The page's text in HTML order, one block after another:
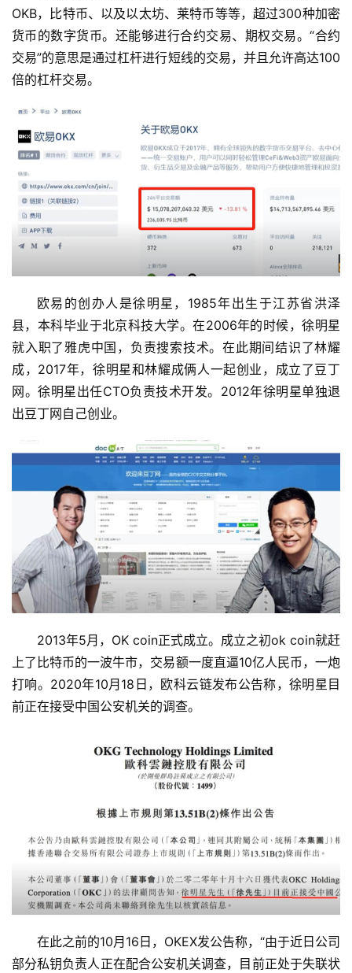
OKB，比特币、以及以太坊、莱特币等等，超过300种加密
货币的数字货币。还能够进行合约交易、期权交易。“合约
交易”的意思是通过杠杆进行短线的交易，并且允许高达100
倍的杠杆交易。
欧易的创办人是徐明星，1985年出生于江苏省洪泽
县，本科毕业于北京科技大学。在2006年的时候，徐明星
就入职了雅虎中国，负责搜索技术。在此期间结识了林耀
成，2017年，徐明星和林耀成俩人一起创业，成立了豆丁
网。徐明星出任CTO负责技术开发。2012年徐明星单独退
出豆丁网自己创业。
2013年5月，OK coin正式成立。成立之初ok coin就赶
上了比特币的一波牛市，交易额一度直逼10亿人民币，一炮
打响。2020年10月18日，欧科云链发布公告称，徐明星目
前正在接受中国公安机关的调查。
在此之前的10月16日，OKEX发公告称，“由于近日公司
部分私钥负责人正在配合公安机关调查，目前正处于失联状